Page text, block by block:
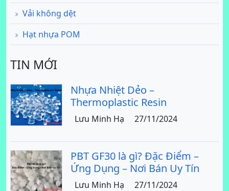
Vải không dệt
Hạt nhựa POM
TIN MỚI
Nhựa Nhiệt Dẻo –
Thermoplastic Resin
Lưu Minh Hạ 27/11/2024
PBT GF30 là gì? Đặc Điểm –
Ứng Dụng – Nơi Bán Uy Tín
Lưu Minh Hạ 27/11/2024